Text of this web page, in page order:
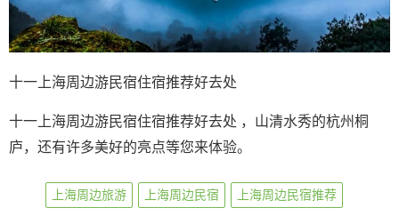
十一上海周边游民宿住宿推荐好去处
十一上海周边游民宿住宿推荐好去处 ，山清水秀的杭州桐
庐，还有许多美好的亮点等您来体验。
上海周边旅游 上海周边民宿 上海周边民宿推荐